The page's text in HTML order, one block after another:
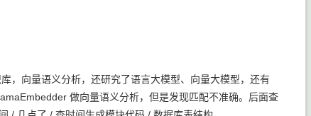
向量语义分析，还研究了语言大模型、向量大模型，还有
做向量语义分析，但是发现匹配不准确。后面查